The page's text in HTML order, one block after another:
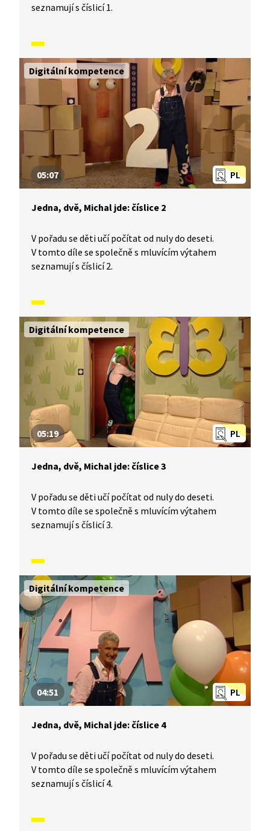
seznamují s číslicí 1.
Digitální kompetence
PL
05:07
Jedna, dvě, Michal jde: číslice 2
V pořadu se děti učí počítat od nuly do deseti.
V tomto díle se společně s mluvícím výtahem
seznamují s číslicí 2.
Digitální kompetence
PL
05:19
Jedna, dvě, Michal jde: číslice 3
V pořadu se děti učí počítat od nuly do deseti.
V tomto díle se společně s mluvícím výtahem
seznamují s číslicí 3.
Digitální kompetence
PL
04:51
Jedna, dvě, Michal jde: číslice 4
V pořadu se děti učí počítat od nuly do deseti.
V tomto díle se společně s mluvícím výtahem
seznamují s číslicí 4.